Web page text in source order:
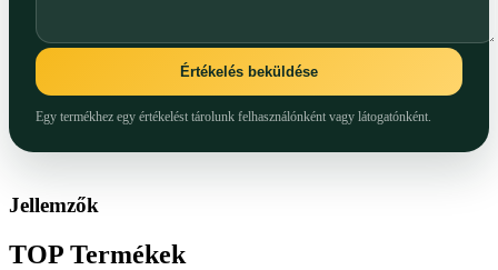
Értékelés beküldése
Egy termékhez egy értékelést tárolunk felhasználónként vagy látogatónként.
Jellemzők
TOP Termékek